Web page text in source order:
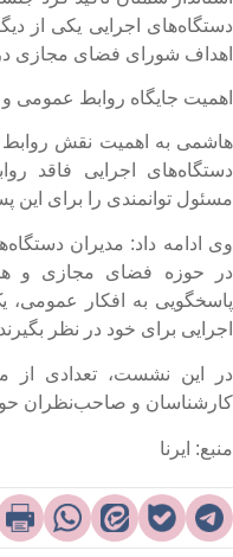
اجرایی یکی از
شورای فضای مجازی در
جایگاه روابط عمومی
به اهمیت نقش روابط
اجرایی فاقد
توانمندی را برای این
ادامه داد: مدیران
حوزه فضای مجازی و
به افکار عمومی،
برای خود در نظر بگیرند.
این نشست، تعدادی از
و صاحب‌نظران
ایرنا